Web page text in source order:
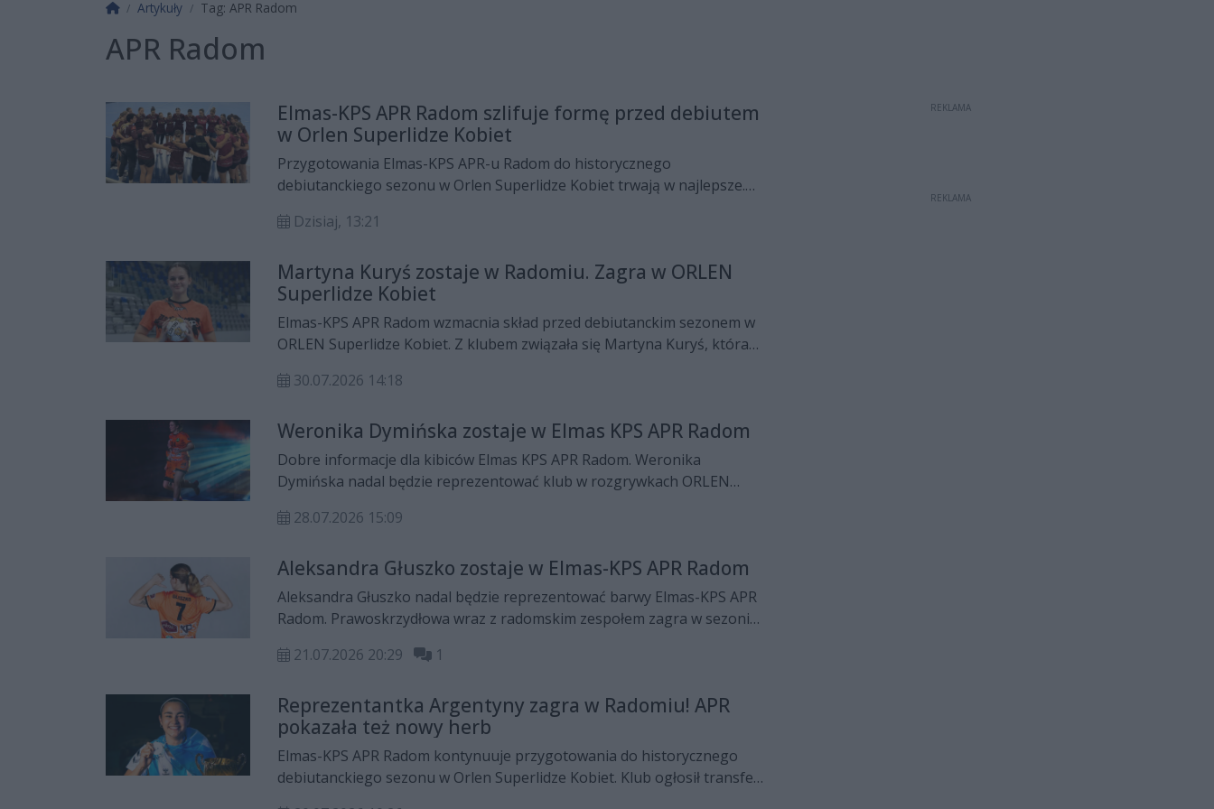
Strona główna
Artykuły Tag: APR Radom
APR Radom
Elmas-KPS APR Radom szlifuje formę przed debiutem
w Orlen Superlidze Kobiet
Przygotowania Elmas-KPS APR-u Radom do historycznego
debiutanckiego sezonu w Orlen Superlidze Kobiet trwają w najlepsze.
sobotę (7 i 8 sierpnia) czeka je udział w IV Memoriale Edwarda
Dzisiaj, 13:21
Martyna Kuryś zostaje w Radomiu. Zagra w ORLEN
Superlidze Kobiet
Elmas-KPS APR Radom wzmacnia skład przed debiutanckim sezonem w
ORLEN Superlidze Kobiet. Z klubem związała się Martyna Kuryś, która
30.07.2026 14:18
Weronika Dymińska zostaje w Elmas KPS APR Radom
Dobre informacje dla kibiców Elmas KPS APR Radom. Weronika
Dymińska nadal będzie reprezentować klub w rozgrywkach ORLEN
28.07.2026 15:09
Aleksandra Głuszko zostaje w Elmas-KPS APR Radom
Aleksandra Głuszko nadal będzie reprezentować barwy Elmas-KPS APR
Radom. Prawoskrzydłowa wraz z radomskim zespołem zagra w sezonie
21.07.2026 20:29 1
Reprezentantka Argentyny zagra w Radomiu! APR
pokazała też nowy herb
Elmas-KPS APR Radom kontynuuje przygotowania do historycznego
debiutanckiego sezonu w Orlen Superlidze Kobiet. Klub ogłosił transfer
REKLAMA
REKLAMA